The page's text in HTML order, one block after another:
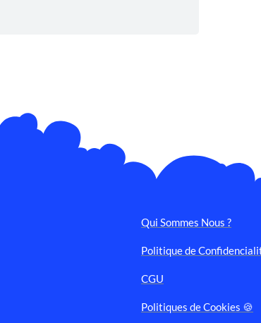
Qui Sommes Nous ?
Politique de
CGU
Politiques de Cookies 🍪